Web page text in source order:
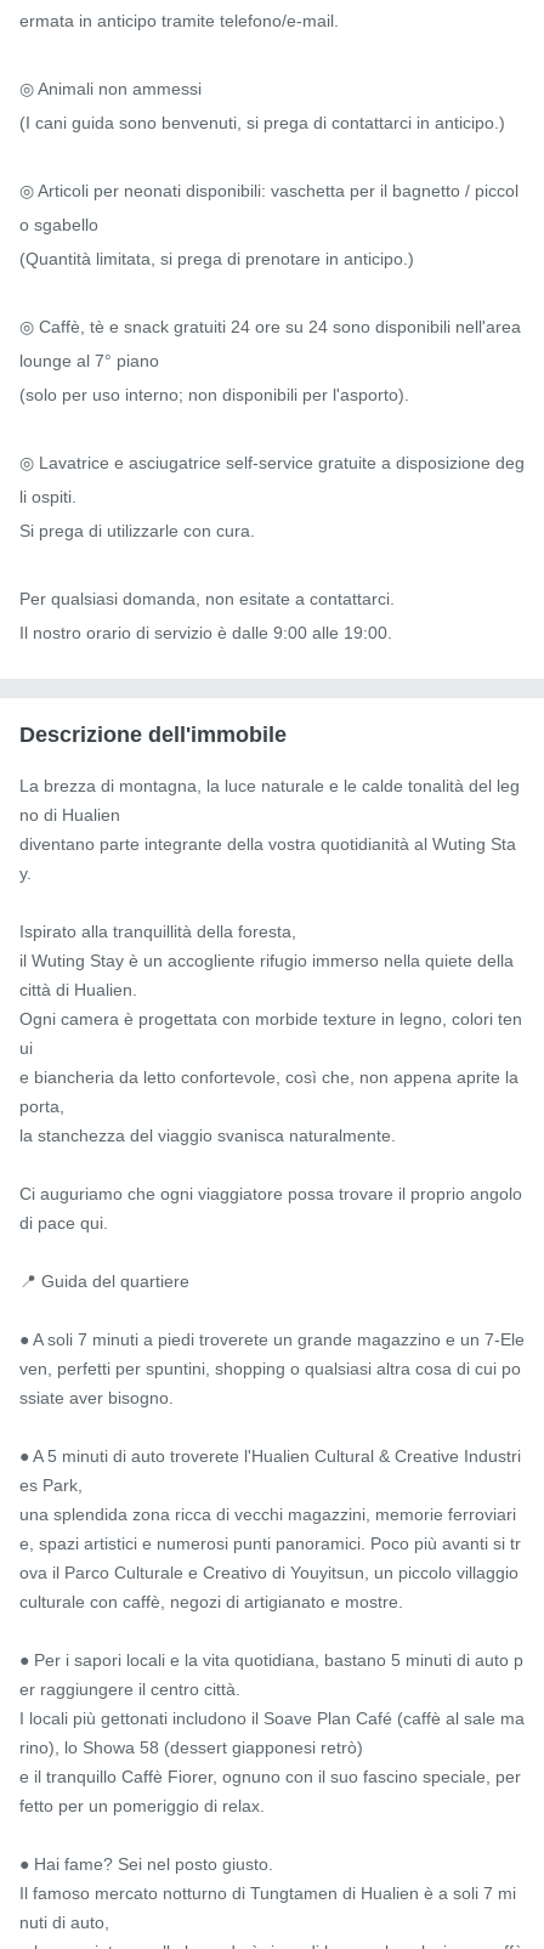
ermata in anticipo tramite telefono/e-mail.
◎ Animali non ammessi
(I cani guida sono benvenuti, si prega di contattarci in anticipo.)
◎ Articoli per neonati disponibili: vaschetta per il bagnetto / piccol
o sgabello
(Quantità limitata, si prega di prenotare in anticipo.)
◎ Caffè, tè e snack gratuiti 24 ore su 24 sono disponibili nell'area
lounge al 7° piano
(solo per uso interno; non disponibili per l'asporto).
◎ Lavatrice e asciugatrice self-service gratuite a disposizione deg
li ospiti.
Si prega di utilizzarle con cura.
Per qualsiasi domanda, non esitate a contattarci.
Il nostro orario di servizio è dalle 9:00 alle 19:00.
Descrizione dell'immobile
La brezza di montagna, la luce naturale e le calde tonalità del leg
no di Hualien
diventano parte integrante della vostra quotidianità al Wuting Sta
y.
Ispirato alla tranquillità della foresta,
il Wuting Stay è un accogliente rifugio immerso nella quiete della
città di Hualien.
Ogni camera è progettata con morbide texture in legno, colori ten
ui
e biancheria da letto confortevole, così che, non appena aprite la
porta,
la stanchezza del viaggio svanisca naturalmente.
Ci auguriamo che ogni viaggiatore possa trovare il proprio angolo
di pace qui.
📍 Guida del quartiere
● A soli 7 minuti a piedi troverete un grande magazzino e un 7-Ele
ven, perfetti per spuntini, shopping o qualsiasi altra cosa di cui po
ssiate aver bisogno.
● A 5 minuti di auto troverete l'Hualien Cultural & Creative Industri
es Park,
una splendida zona ricca di vecchi magazzini, memorie ferroviari
e, spazi artistici e numerosi punti panoramici. Poco più avanti si tr
ova il Parco Culturale e Creativo di Youyitsun, un piccolo villaggio
culturale con caffè, negozi di artigianato e mostre.
● Per i sapori locali e la vita quotidiana, bastano 5 minuti di auto p
er raggiungere il centro città.
I locali più gettonati includono il Soave Plan Café (caffè al sale ma
rino), lo Showa 58 (dessert giapponesi retrò)
e il tranquillo Caffè Fiorer, ognuno con il suo fascino speciale, per
fetto per un pomeriggio di relax.
● Hai fame? Sei nel posto giusto.
Il famoso mercato notturno di Tungtamen di Hualien è a soli 7 mi
nuti di auto,